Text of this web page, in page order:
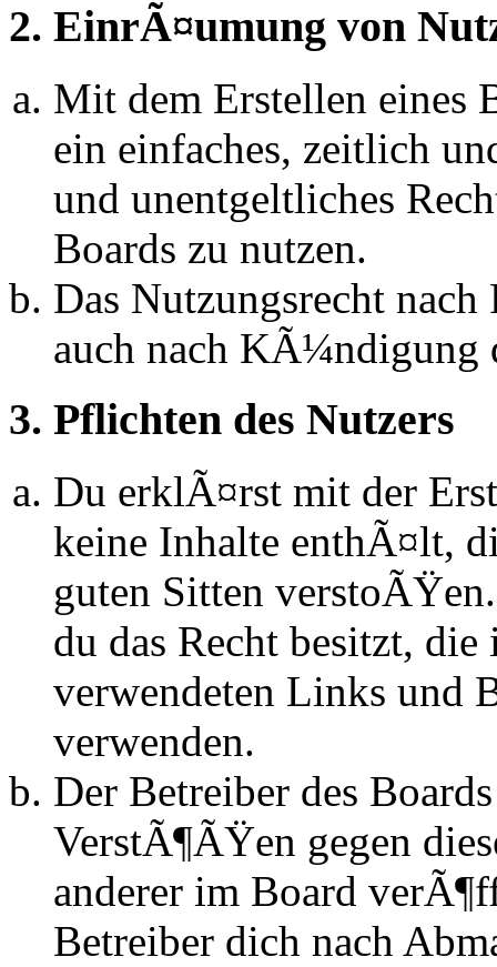
2. EinrÃ¤umung von
Mit dem Erstellen eines
ein einfaches, zeitlich
und unentgeltliches
Boards zu nutzen.
Das Nutzungsrecht
auch nach KÃ¼ndigung
3. Pflichten des Nutzers
Du erklÃ¤rst mit der
keine Inhalte enthÃ¤lt,
guten Sitten
du das Recht besitzt,
verwendeten Links und
verwenden.
Der Betreiber des
VerstÃ¶ÃŸen gegen
anderer im Board
Betreiber dich nach